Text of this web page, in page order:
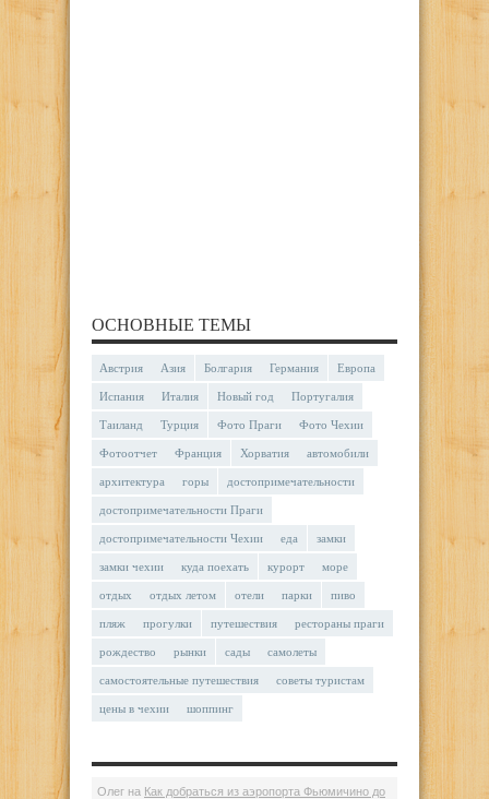
ОСНОВНЫЕ ТЕМЫ
Австрия Азия Болгария Германия Европа
Испания Италия Новый год Португалия
Таиланд Турция Фото Праги Фото Чехии
Фотоотчет Франция Хорватия автомобили
архитектура горы достопримечательности
достопримечательности Праги
достопримечательности Чехии еда замки
замки чехии куда поехать курорт море
отдых отдых летом отели парки пиво
пляж прогулки путешествия рестораны праги
рождество рынки сады самолеты
самостоятельные путешествия советы туристам
цены в чехии шоппинг
Олег на Как добраться из аэропорта Фьюмичино до